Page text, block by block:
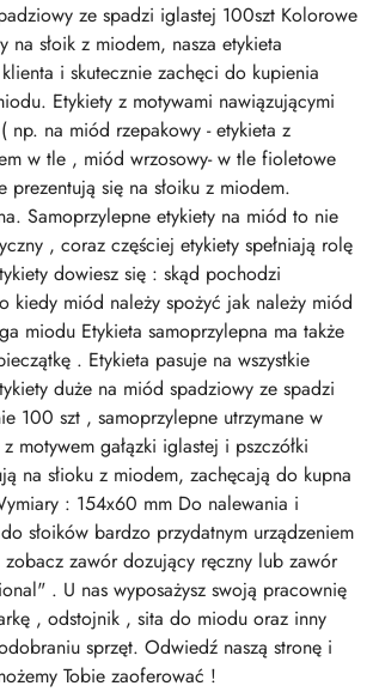
ze spadzi iglastej 100szt Kolorowe
na słoik z miodem, nasza etykieta
i skutecznie zachęci do kupienia
Etykiety z motywami nawiązującymi
np. na miód rzepakowy - etykieta z
w tle , miód wrzosowy- w tle fioletowe
prezentują się na słoiku z miodem.
Samoprzylepne etykiety na miód to nie
, coraz częściej etykiety spełniają rolę
dowiesz się : skąd pochodzi
kiedy miód należy spożyć jak należy miód
miodu Etykieta samoprzylepna ma także
. Etykieta pasuje na wszystkie
duże na miód spadziowy ze spadzi
100 szt , samoprzylepne utrzymane w
motywem gałązki iglastej i pszczółki
na słioku z miodem, zachęcają do kupna
: 154x60 mm Do nalewania i
słoików bardzo przydatnym urządzeniem
zawór dozujący ręczny lub zawór
. U nas wyposażysz swoją pracownię
, odstojnik , sita do miodu oraz inny
sprzęt. Odwiedź naszą stronę i
Tobie zaoferować !